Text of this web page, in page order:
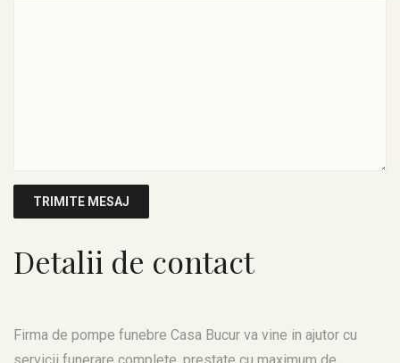
Detalii de contact
Firma de pompe funebre Casa Bucur va vine in ajutor cu